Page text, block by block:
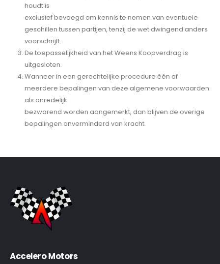
houdt is
exclusief bevoegd om kennis te nemen van eventuele
geschillen tussen partijen, tenzij de wet dwingend anders
voorschrijft.
De toepasselijkheid van het Weens Koopverdrag is
uitgesloten.
Wanneer in een gerechtelijke procedure één of
meerdere bepalingen van deze algemene voorwaarden
als onredelijk
bezwarend worden aangemerkt, dan blijven de overige
bepalingen onverminderd van kracht.
Accelero Motors